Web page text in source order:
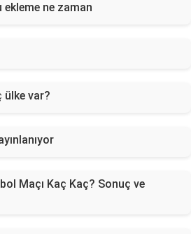
ne zaman
ülke var?
Maçı Kaç Kaç? Sonuç ve